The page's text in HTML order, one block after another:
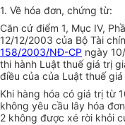
1. Về hóa đơn, chứng từ:
Căn cứ điểm 1, Mục IV,
12/12/2003 của Bộ Tài
158/2003/NĐ-CP ngày
thi hành Luật thuế giá trị
điều của của Luật thuế
Khi hàng hóa có giá trị từ
không yêu cầu lây hóa
2 không được xé rời khỏi